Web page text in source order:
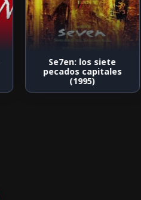
Se7en: los siete
pecados capitales
(1995)